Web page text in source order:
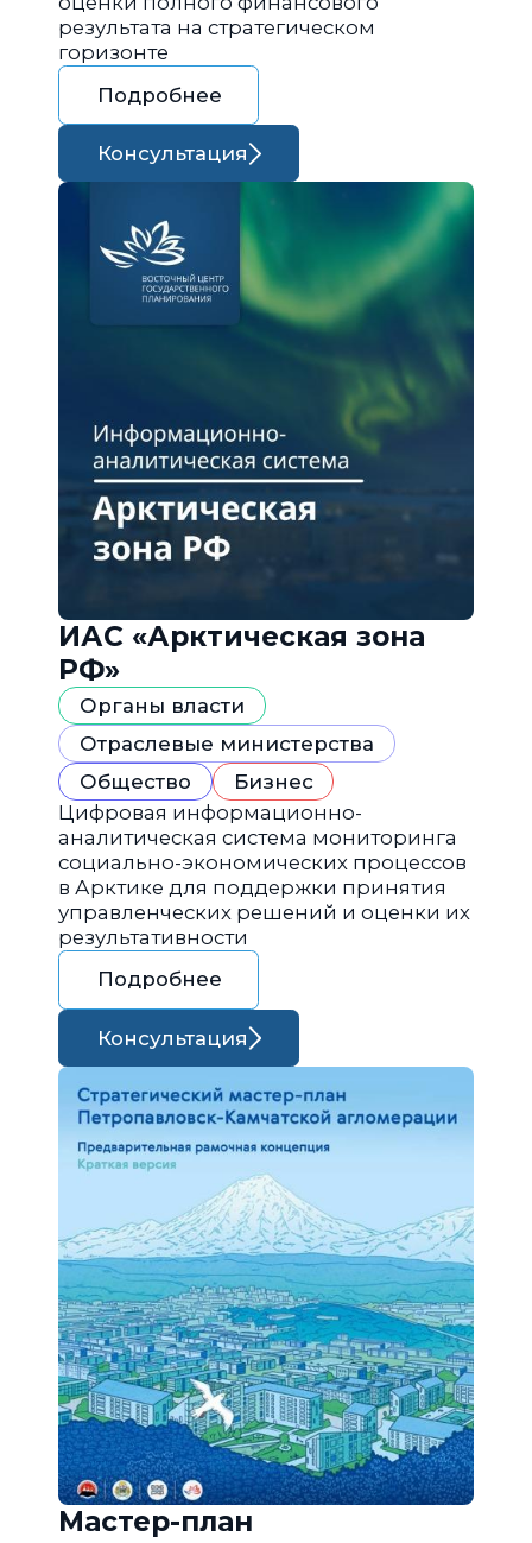
результата на стратегическом
горизонте
Подробнее
Консультация
ИАС «Арктическая зона
РФ»
Органы власти
Отраслевые министерства
Общество
Бизнес
Цифровая информационно-
аналитическая система мониторинга
социально-экономических процессов
в Арктике для поддержки принятия
управленческих решений и оценки их
результативности
Подробнее
Консультация
Мастер-план